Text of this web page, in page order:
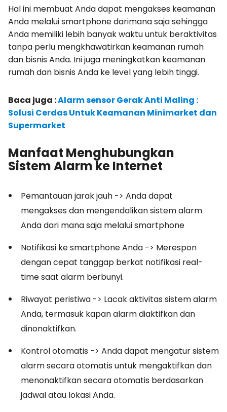
Hal ini membuat Anda dapat mengakses keamanan
Anda melalui smartphone darimana saja sehingga
Anda memiliki lebih banyak waktu untuk beraktivitas
tanpa perlu mengkhawatirkan keamanan rumah
dan bisnis Anda. Ini juga meningkatkan keamanan
rumah dan bisnis Anda ke level yang lebih tinggi.
Baca juga :Alarm sensor Gerak Anti Maling :
Solusi Cerdas Untuk Keamanan Minimarket dan
Supermarket
Manfaat Menghubungkan
Sistem Alarm ke Internet
Pemantauan jarak jauh -> Anda dapat
mengakses dan mengendalikan sistem alarm
Anda dari mana saja melalui smartphone
Notifikasi ke smartphone Anda -> Merespon
dengan cepat tanggap berkat notifikasi real-
time saat alarm berbunyi.
Riwayat peristiwa -> Lacak aktivitas sistem alarm
Anda, termasuk kapan alarm diaktifkan dan
dinonaktifkan.
Kontrol otomatis -> Anda dapat mengatur sistem
alarm secara otomatis untuk mengaktifkan dan
menonaktifkan secara otomatis berdasarkan
jadwal atau lokasi Anda.